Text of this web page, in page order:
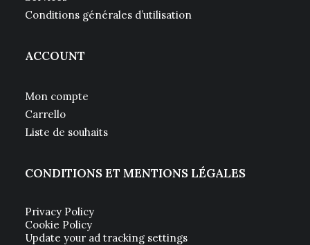
Conditions générales d’utilisation
ACCOUNT
Mon compte
Carrello
Liste de souhaits
CONDITIONS ET MENTIONS LÉGALES
Privacy Policy
Cookie Policy
Update your ad tracking settings